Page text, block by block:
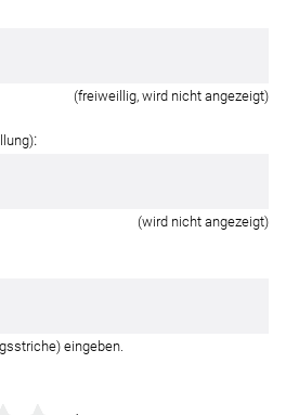
(freiweillig, wird nicht angezeigt)
:
(wird nicht angezeigt)
eingeben.